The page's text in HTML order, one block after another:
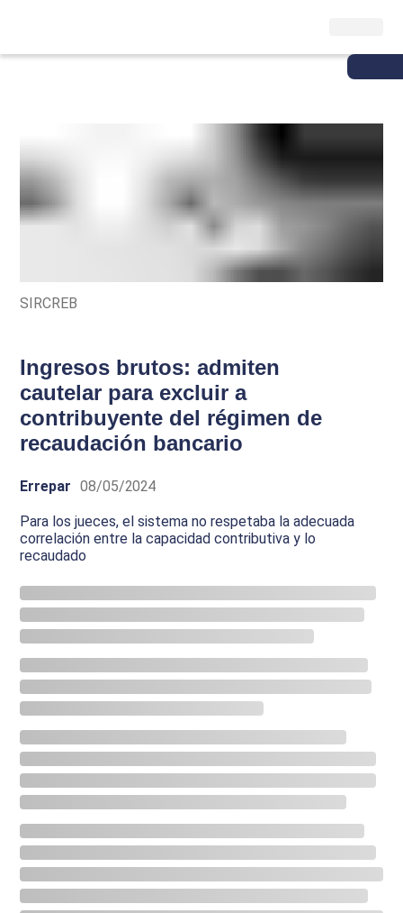
SIRCREB
Ingresos brutos: admiten
cautelar para excluir a
contribuyente del régimen de
recaudación bancario
Errepar 08/05/2024
Para los jueces, el sistema no respetaba la adecuada
correlación entre la capacidad contributiva y lo
recaudado